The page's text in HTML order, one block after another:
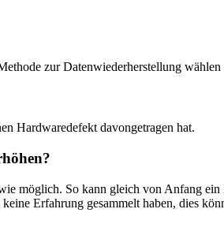
zur Datenwiederherstellung wählen
Hardwaredefekt davongetragen hat.
möglich. So kann gleich von Anfang ein
Erfahrung gesammelt haben, dies